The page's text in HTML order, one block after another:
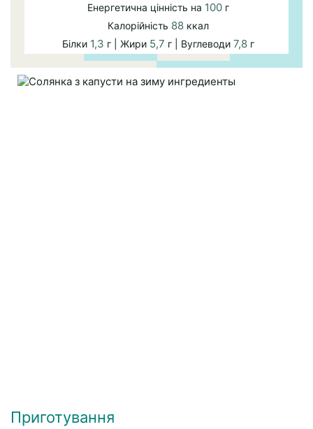
Енергетична цінність на 100 г
Калорійність 88 ккал
Білки 1,3 г | Жири 5,7 г | Вуглеводи 7,8 г
Приготування